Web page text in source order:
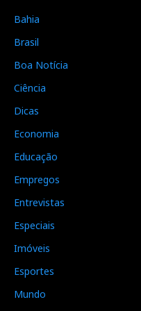
Bahia
Brasil
Boa Notícia
Ciência
Dicas
Economia
Educação
Empregos
Entrevistas
Especiais
Imóveis
Esportes
Mundo